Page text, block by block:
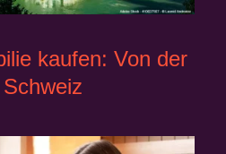
kaufen: Von der